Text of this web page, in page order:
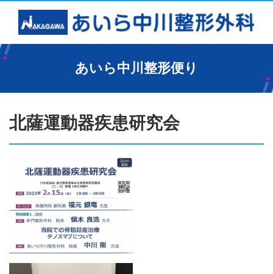
あいら中川整形便り
北薩運動器疾患研究会